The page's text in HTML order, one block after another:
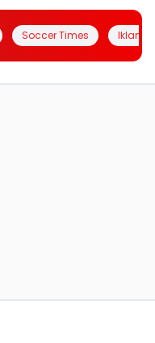
Soccer Times Iklanin